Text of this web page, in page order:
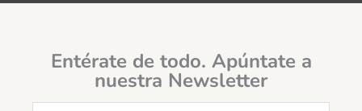
Entérate de todo. Apúntate a
nuestra Newsletter